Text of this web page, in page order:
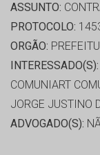
ASSUNTO:
PROTOCOLO:
ORGÃO:
INTERESSADO(S):
COMUNIART
JORGE JUSTINO
ADVOGADO(S):